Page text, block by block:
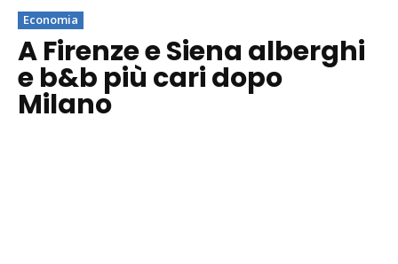
Economia
A Firenze e Siena alberghi
e b&b più cari dopo
Milano